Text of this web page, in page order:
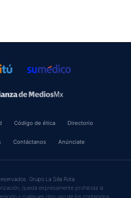
Código de ética Directorio
Contáctanos Anúnciate
Grupo La Silla Rota.
queda expresamente prohibida la
y cualquier otro uso de los contenidos.